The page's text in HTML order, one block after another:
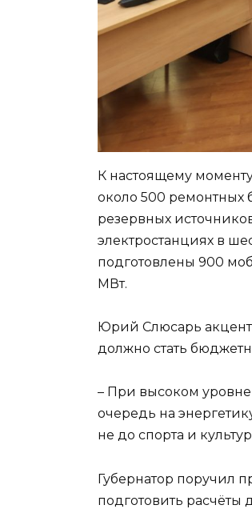
К настоящему
около 500 ремонтных
резервных
электростанциях в
подготовлены 900
МВт.
Юрий Слюсарь
должно стать
– При высоком
очередь на
не до спорта и
Губернатор поручил
подготовить